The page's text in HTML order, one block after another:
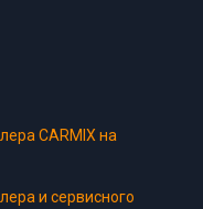
CARMIX на
и сервисного